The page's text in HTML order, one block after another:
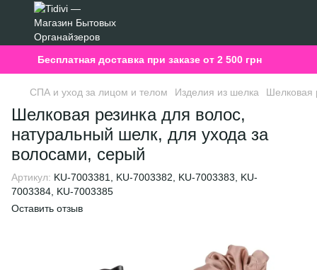
Бесплатная доставка при заказе от 2 500 грн
СПА и уход за лицом и телом Изделия из шелка Шелковая
Шелковая резинка для волос,
натуральный шелк, для ухода за
волосами, серый
Артикул: KU-7003381, KU-7003382, KU-7003383, KU-
7003384, KU-7003385
Оставить отзыв